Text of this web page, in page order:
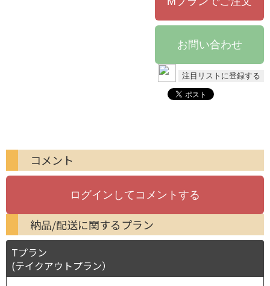
コメント
納品/配送に関するプラン
Tプラン
(テイクアウトプラン）